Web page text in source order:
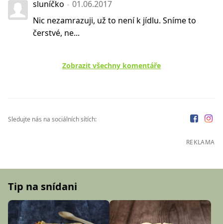
sluníčko
01.06.2017
Nic nezamrazuji, už to není k jídlu. Sníme to
čerstvé, ne...
Zobrazit všechny komentáře
Sledujte nás na sociálních sítích:
REKLAMA
Tip na snídani